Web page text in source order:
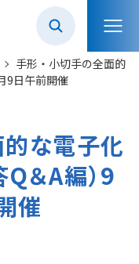
手形・小切手の全面的
9日午前開催
な電子化
＆A編）9
催